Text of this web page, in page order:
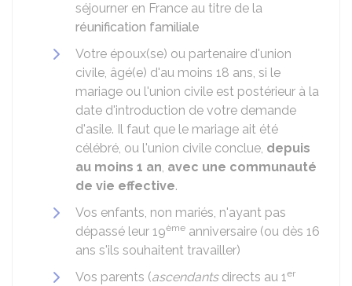
séjourner en France au titre de la
réunification familiale
Votre époux(se) ou partenaire d'union
civile, âgé(e) d'au moins 18 ans, si le
mariage ou l'union civile est postérieur à la
date d'introduction de votre demande
d'asile. Il faut que le mariage ait été
célébré, ou l'union civile conclue, depuis
au moins 1 an, avec une communauté
de vie effective.
Vos enfants, non mariés, n'ayant pas
dépassé leur 19ème anniversaire (ou dès 16
ans s'ils souhaitent travailler)
Vos parents (ascendantsdirects au 1er